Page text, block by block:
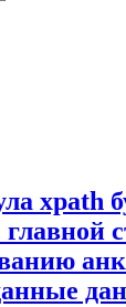
xpath
главной